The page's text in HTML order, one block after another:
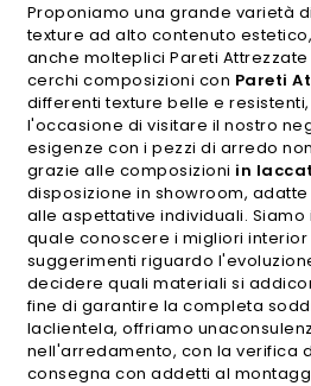
Proponiamo una grande varietà
texture ad alto contenuto
anche molteplici Pareti Attrezzate
cerchi composizioni con Pareti
differenti texture belle e
l'occasione di visitare il nostro
esigenze con i pezzi di arredo
grazie alle composizioni in
disposizione in showroom,
alle aspettative individuali.
quale conoscere i migliori
suggerimenti riguardo
decidere quali materiali si
fine di garantire la completa
laclientela, offriamo
nell'arredamento, con la verifica
consegna con addetti al